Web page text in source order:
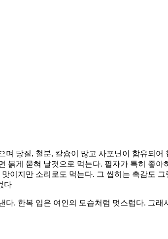
당질, 철분, 칼슘이 많고 사포닌이 함유되어
게 묻혀 날것으로 먹는다. 필자가 특히 좋아
이지만 소리로도 먹는다. 그 씹히는 촉감도
다
. 한복 입은 여인의 모습처럼 멋스럽다. 그래